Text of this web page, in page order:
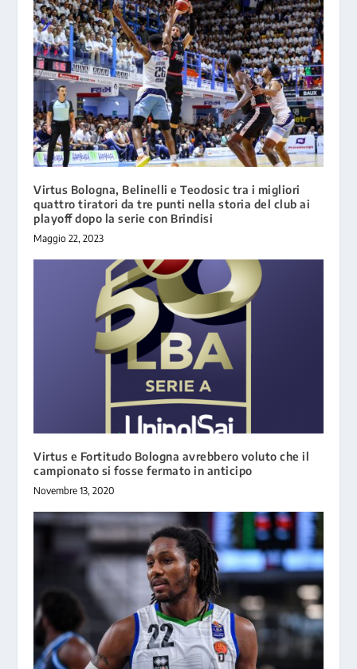
Virtus Bologna, Belinelli e Teodosic tra i migliori
quattro tiratori da tre punti nella storia del club ai
playoff dopo la serie con Brindisi
Maggio 22, 2023
Virtus e Fortitudo Bologna avrebbero voluto che il
campionato si fosse fermato in anticipo
Novembre 13, 2020